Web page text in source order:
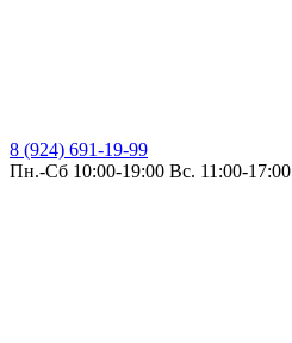
8 (924) 691-19-99
Пн.-Сб 10:00-19:00 Вс. 11:00-17:00